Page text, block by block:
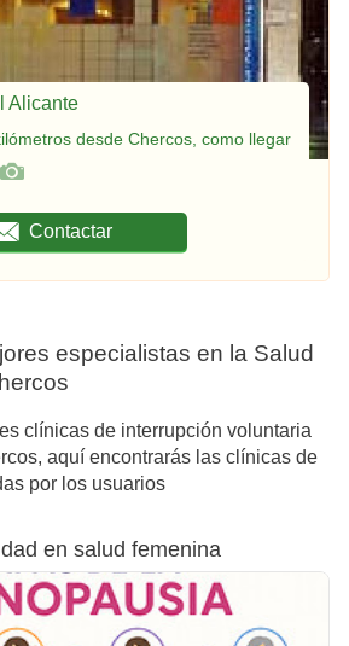
Alicante
desde Chercos, como llegar
Contactar
especialistas en la Salud
clínicas de interrupción voluntaria
aquí encontrarás las clínicas de
por los usuarios
en salud femenina